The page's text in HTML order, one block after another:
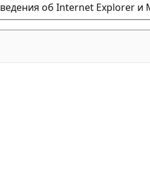
об Internet Explorer и